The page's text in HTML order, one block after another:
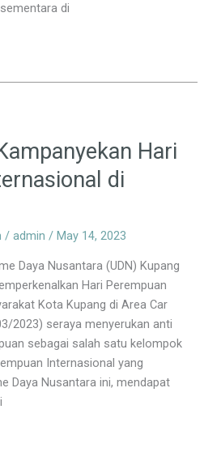
di
Hari
di
/admin/May 14, 2023
Daya Nusantara (UDN) Kupang
Hari Perempuan
Kota Kupang di Area Car
2023) seraya menyerukan anti
sebagai salah satu kelompok
Internasional yang
Daya Nusantara ini, mendapat